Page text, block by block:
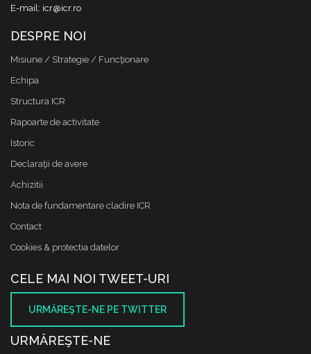
E-mail: icr@icr.ro
DESPRE NOI
Misiune / Strategie / Funcţionare
Echipa
Structura ICR
Rapoarte de activitate
Istoric
Declaraţii de avere
Achizitii
Nota de fundamentare cladire ICR
Contact
Cookies & protectia datelor
CELE MAI NOI TWEET-URI
URMĂREŞTE-NE PE TWITTER
URMĂREŞTE-NE